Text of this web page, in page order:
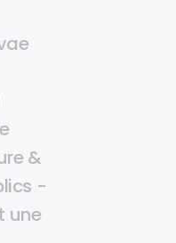
&
-
une